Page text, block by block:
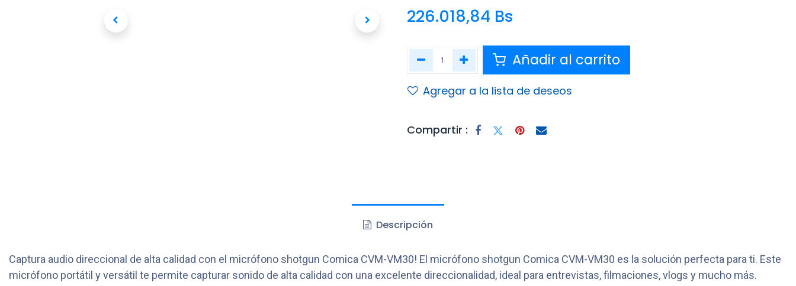
226.018,84 Bs
Añadir al carrito
Agregar a la lista de deseos
Compartir :
Descripción
Captura audio direccional de alta calidad con el micrófono shotgun Comica CVM-VM30! El micrófono shotgun Comica CVM-VM30 es la solución perfecta para ti. Este
micrófono portátil y versátil te permite capturar sonido de alta calidad con una excelente direccionalidad, ideal para entrevistas, filmaciones, vlogs y mucho más.